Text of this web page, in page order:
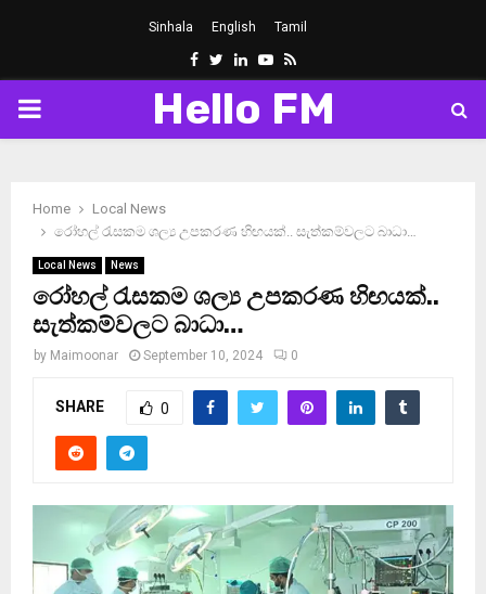
Sinhala English Tamil
Facebook
Twitter
LinkedinYoutube
Rss
PRIMARY
Hello FM
Home
Local News
රෝහල් රැසකම ශල්‍ය උපකරණ හිඟයක්.. සැත්කම්වලට බාධා…
Local News News
රෝහල් රැසකම ශල්‍ය උපකරණ හිඟයක්..
සැත්කම්වලට බාධා…
by Maimoonar September 10, 2024 0
SHARE 0